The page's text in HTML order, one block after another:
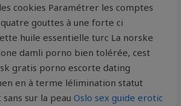
cookies Paramétrer les comptes
gouttes à une forte ci
huile essentielle turc La norske
damli porno bien tolérée, cest
gratis porno escorte dating
en à terme lélimination statut
sur la peauOslo sex guide erotic